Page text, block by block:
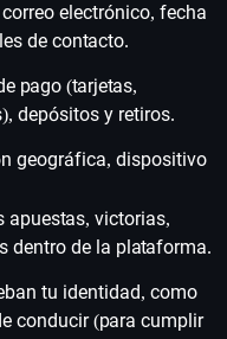
electrónico, fecha
de contacto.
pago (tarjetas,
depósitos y retiros.
geográfica, dispositivo
apuestas, victorias,
dentro de la plataforma.
tu identidad, como
conducir (para cumplir